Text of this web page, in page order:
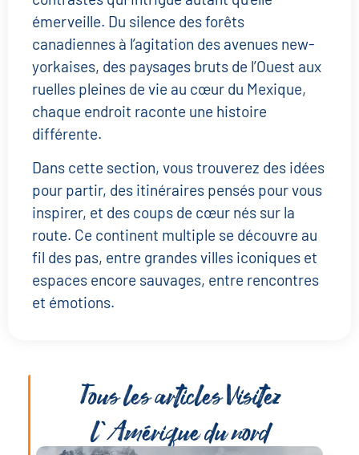
émerveille. Du silence des forêts
canadiennes à l’agitation des avenues new-
yorkaises, des paysages bruts de l’Ouest aux
ruelles pleines de vie au cœur du Mexique,
chaque endroit raconte une histoire
différente.
Dans cette section, vous trouverez des idées
pour partir, des itinéraires pensés pour vous
inspirer, et des coups de cœur nés sur la
route. Ce continent multiple se découvre au
fil des pas, entre grandes villes iconiques et
espaces encore sauvages, entre rencontres
et émotions.
Tous les articlesVisitez
l'Amérique du nord